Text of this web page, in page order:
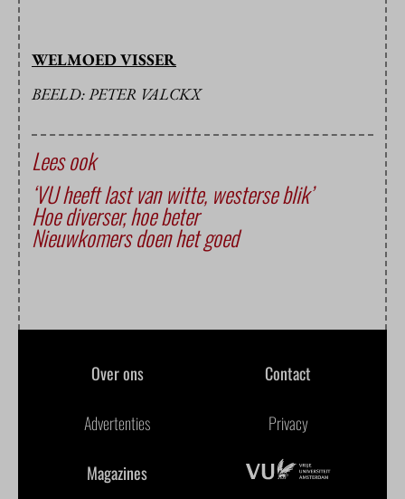
WELMOED VISSER
BEELD: PETER VALCKX
Lees ook
‘VU heeft last van witte, westerse blik’
Hoe diverser, hoe beter
Nieuwkomers doen het goed
Over ons Contact
Advertenties Privacy
Magazines